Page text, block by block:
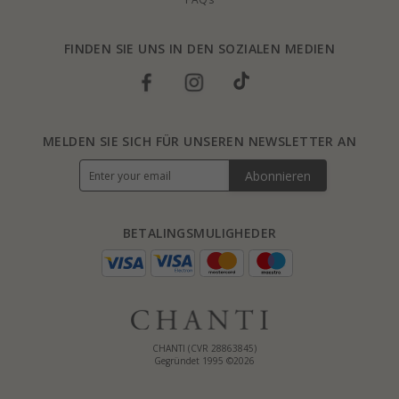
FINDEN SIE UNS IN DEN SOZIALEN MEDIEN
CHANTI (CVR 28863845)
Gegründet 1995 ©2026
BETALINGSMULIGHEDER
MELDEN SIE SICH FÜR UNSEREN NEWSLETTER AN
Abonnieren